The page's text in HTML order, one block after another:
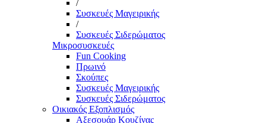
/
Συσκευές Μαγειρικής
/
Συσκευές Σιδερώματος
Μικροσυσκευές
Fun Cooking
Πρωινό
Σκούπες
Συσκευές Μαγειρικής
Συσκευές Σιδερώματος
Οικιακός Εξοπλισμός
Αξεσουάρ Κουζίνας